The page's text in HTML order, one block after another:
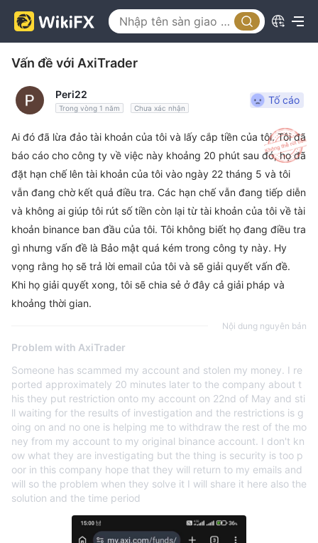
Vấn đề với AxiTrader
Peri22
Trong vòng 1 năm Chưa xác nhận
Tố cáo
Ai đó đã lừa đảo tài khoản của tôi và lấy cắp tiền của tôi. Tôi đã
báo cáo cho công ty về việc này khoảng 20 phút sau đó, họ đã
đặt hạn chế lên tài khoản của tôi vào ngày 22 tháng 5 và tôi
vẫn đang chờ kết quả điều tra. Các hạn chế vẫn đang tiếp diễn
và không ai giúp tôi rút số tiền còn lại từ tài khoản của tôi về tài
khoản binance ban đầu của tôi. Tôi không biết họ đang điều tra
gì nhưng vấn đề là Bảo mật quá kém trong công ty này. Hy
vọng rằng họ sẽ trả lời email của tôi và sẽ giải quyết vấn đề.
Khi họ giải quyết xong, tôi sẽ chia sẻ ở đây cả giải pháp và
khoảng thời gian.
Nội dung nguyên bản
Problem with AxiTrader
Someone has scammed my account and stolen my money. I re
ported approximately 20 minutes later to the company about t
his they put restriction onto my account on 22nd of May and sti
ll waiting for the results of investigation and the restrictions is g
oing on and no one is helping me to withdraw the rest of the mo
ney from my account to my original binance account. I don't kn
ow what they are investigating but the thing is security is too p
oor in this company hope that they will return to my emails and
will so the problem when they solve it I will share it here also the
solution and the time period